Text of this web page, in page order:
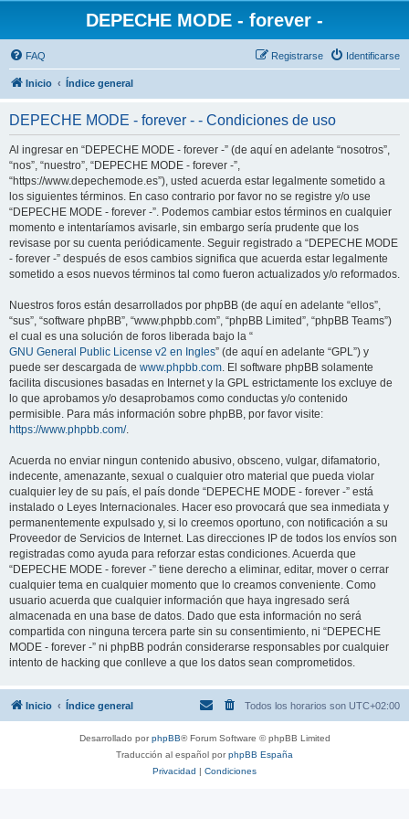
DEPECHE MODE - forever -
FAQ Identificarse
Registrarse
Inicio Índice general
DEPECHE MODE - forever - - Condiciones de uso
Al ingresar en “DEPECHE MODE - forever -” (de aquí en adelante “nosotros”,
“nos”, “nuestro”, “DEPECHE MODE - forever -”,
“https://www.depechemode.es”), usted acuerda estar legalmente sometido a
los siguientes términos. En caso contrario por favor no se registre y/o use
“DEPECHE MODE - forever -”. Podemos cambiar estos términos en cualquier
momento e intentaríamos avisarle, sin embargo sería prudente que los
revisase por su cuenta periódicamente. Seguir registrado a “DEPECHE MODE
- forever -” después de esos cambios significa que acuerda estar legalmente
sometido a esos nuevos términos tal como fueron actualizados y/o reformados.
Nuestros foros están desarrollados por phpBB (de aquí en adelante “ellos”,
“sus”, “software phpBB”, “www.phpbb.com”, “phpBB Limited”, “phpBB Teams”)
el cual es una solución de foros liberada bajo la “
GNU General Public License v2 en Ingles” (de aquí en adelante “GPL”) y
puede ser descargada de www.phpbb.com. El software phpBB solamente
facilita discusiones basadas en Internet y la GPL estrictamente los excluye de
lo que aprobamos y/o desaprobamos como conductas y/o contenido
permisible. Para más información sobre phpBB, por favor visite:
https://www.phpbb.com/.
Acuerda no enviar ningun contenido abusivo, obsceno, vulgar, difamatorio,
indecente, amenazante, sexual o cualquier otro material que pueda violar
cualquier ley de su país, el país donde “DEPECHE MODE - forever -” está
instalado o Leyes Internacionales. Hacer eso provocará que sea inmediata y
permanentemente expulsado y, si lo creemos oportuno, con notificación a su
Proveedor de Servicios de Internet. Las direcciones IP de todos los envíos son
registradas como ayuda para reforzar estas condiciones. Acuerda que
“DEPECHE MODE - forever -” tiene derecho a eliminar, editar, mover o cerrar
cualquier tema en cualquier momento que lo creamos conveniente. Como
usuario acuerda que cualquier información que haya ingresado será
almacenada en una base de datos. Dado que esta información no será
compartida con ninguna tercera parte sin su consentimiento, ni “DEPECHE
MODE - forever -” ni phpBB podrán considerarse responsables por cualquier
intento de hacking que conlleve a que los datos sean comprometidos.
Inicio Índice general Todos los horarios son UTC+02:00
Desarrollado porphpBB® Forum Software © phpBB Limited
Traducción al español porphpBB España
Privacidad | Condiciones